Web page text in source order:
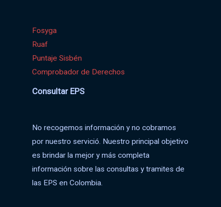
Fosyga
Ruaf
Puntaje Sisbén
Comprobador de Derechos
Consultar EPS
No recogemos información y no cobramos
por nuestro servició. Nuestro principal objetivo
es brindar la mejor y más completa
información sobre las consultas y tramites de
las EPS en Colombia.